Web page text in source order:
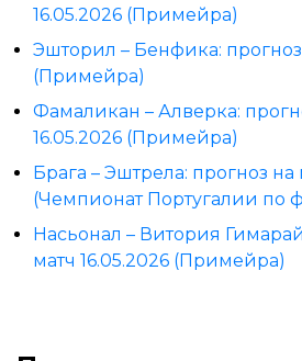
16.05.2026 (Примейра)
Эшторил – Бенфика: прогноз
(Примейра)
Фамаликан – Алверка:
16.05.2026 (Примейра)
Брага – Эштрела: прогноз на
(Чемпионат Португалии по
Насьонал – Витория
матч 16.05.2026 (Примейра)